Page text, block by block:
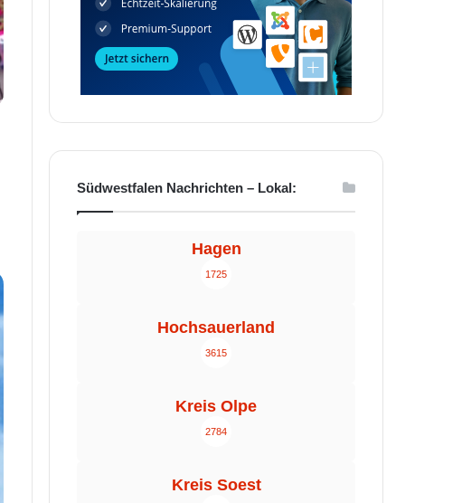
Südwestfalen Nachrichten – Lokal:
Hagen
1725
Hochsauerland
3615
Kreis Olpe
2784
Kreis Soest